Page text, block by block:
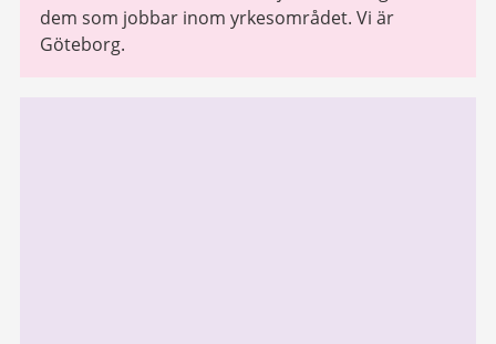
dem som jobbar inom yrkesområdet. Vi är
Göteborg.